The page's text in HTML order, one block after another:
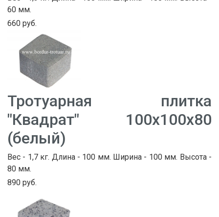
60 мм.
660 руб.
Тротуарная плитка
"Квадрат" 100х100х80
(белый)
Вес - 1,7 кг. Длина - 100 мм. Ширина - 100 мм. Высота -
80 мм.
890 руб.